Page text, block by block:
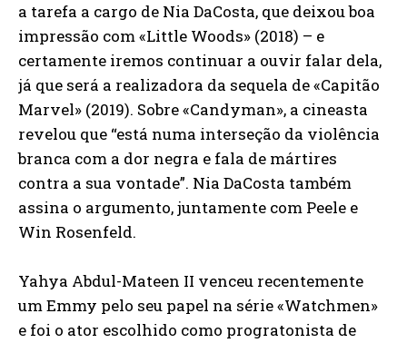
a tarefa a cargo de Nia DaCosta, que deixou boa
impressão com «Little Woods» (2018) – e
certamente iremos continuar a ouvir falar dela,
já que será a realizadora da sequela de «Capitão
Marvel» (2019). Sobre «Candyman», a cineasta
revelou que “está numa interseção da violência
branca com a dor negra e fala de mártires
contra a sua vontade”. Nia DaCosta também
assina o argumento, juntamente com Peele e
Win Rosenfeld.
Yahya Abdul-Mateen II venceu recentemente
um Emmy pelo seu papel na série «Watchmen»
e foi o ator escolhido como progratonista de